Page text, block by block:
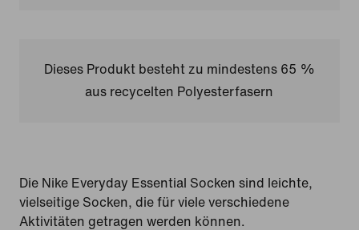
Dieses Produkt besteht zu mindestens 65 %
aus recycelten Polyesterfasern
Die Nike Everyday Essential Socken sind leichte,
vielseitige Socken, die für viele verschiedene
Aktivitäten getragen werden können.